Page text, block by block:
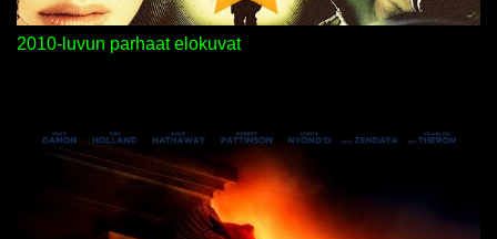
2010-luvun parhaat elokuvat